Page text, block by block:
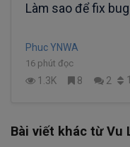
Làm sao để fix
Phuc YNWA
16 phút đọc
1.3K 8 2
Bài viết khác từ Vu